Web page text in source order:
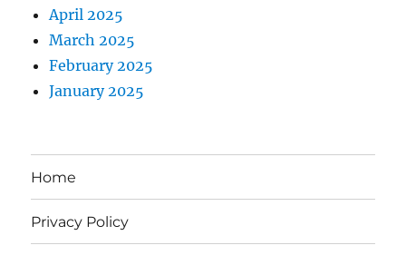
April 2025
March 2025
February 2025
January 2025
Home
Privacy Policy